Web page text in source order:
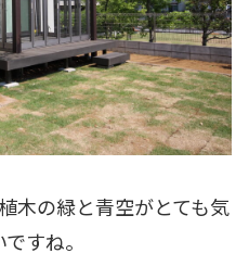
木の緑と青空がとても気
すね。